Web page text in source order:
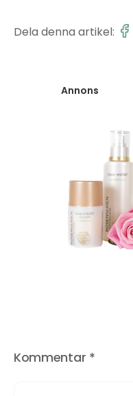
Dela denna artikel:
Annons
Kommentar *